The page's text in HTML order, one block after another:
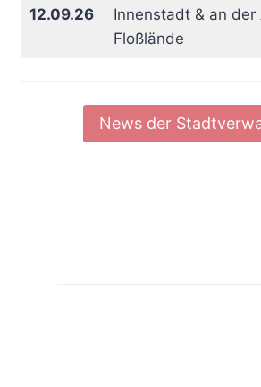
12.09.26
Innenstadt & an der
Floßlände
News der